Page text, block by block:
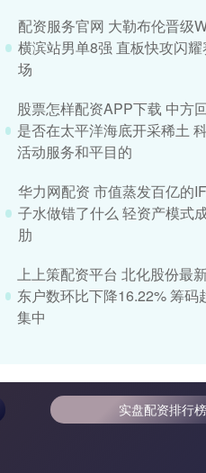
配资服务官网 大勒布伦晋级
横滨站男单8强 直板快攻闪耀
场
股票怎样配资APP下载 中方
是否在太平洋海底开采稀土
活动服务和平目的
华力网配资 市值蒸发百亿的
子水做错了什么 轻资产模式
肋
上上策配资平台 北化股份最
东户数环比下降16.22% 筹码
集中
实盘配资排行榜